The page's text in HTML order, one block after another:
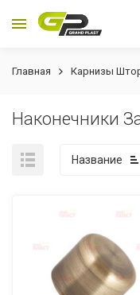
Главная Карнизы
Наконечники
Название